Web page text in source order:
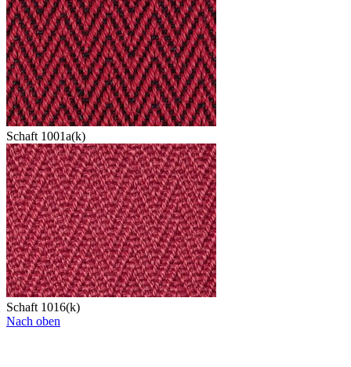
Schaft 1001a(k)
Schaft 1016(k)
Nach oben